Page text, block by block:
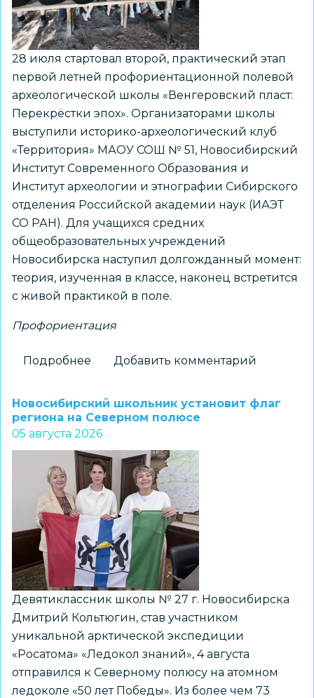
28 июля стартовал второй, практический этап
первой летней профориентационной полевой
археологической школы «Венгеровский пласт:
Перекрёстки эпох». Организаторами школы
выступили историко-археологический клуб
«Территория» МАОУ СОШ № 51, Новосибирский
Институт Современного Образования и
Институт археологии и этнографии Сибирского
отделения Российской академии наук (ИАЭТ
СО РАН). Для учащихся средних
общеобразовательных учреждений
Новосибирска наступил долгожданный момент:
теория, изученная в классе, наконец встретится
с живой практикой в поле.
Профориентация
Подробнее
«Перекрёстках
эпох»:
как
школьники
Новосибирска
получили
возможность
прикоснуться
к
древней
истории
Добавить комментарий
Новосибирский школьник установит флаг
региона на Северном полюсе
05 августа 2026
Девятиклассник школы № 27 г. Новосибирска
Дмитрий Кольтюгин, став участником
уникальной арктической экспедиции
«Росатома» «Ледокол знаний», 4 августа
отправился к Северному полюсу на атомном
ледоколе «50 лет Победы». Из более чем 73